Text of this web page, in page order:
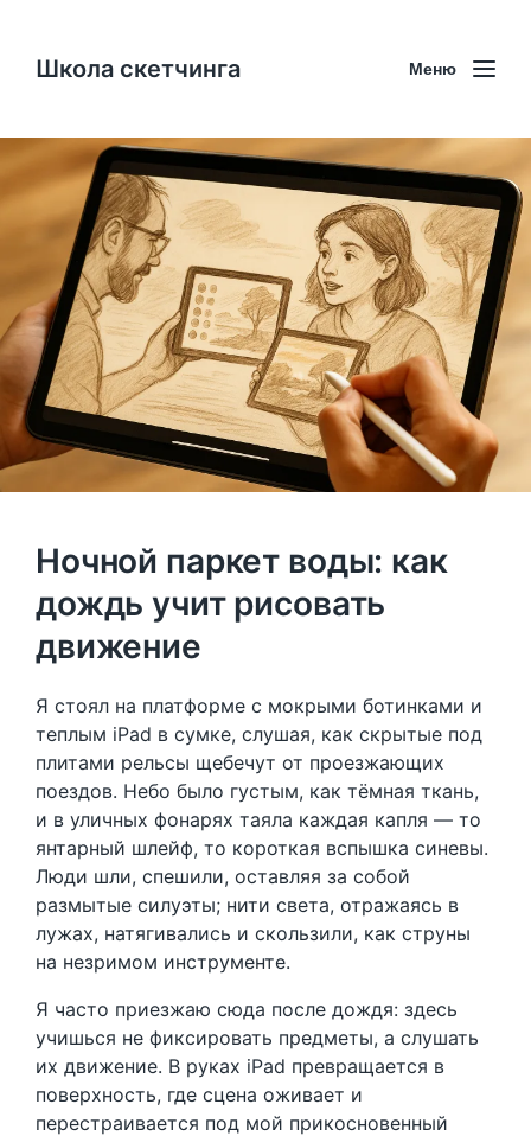
Школа скетчинга Меню
Ночной паркет воды: как
дождь учит рисовать
движение
Я стоял на платформе с мокрыми ботинками и
теплым iPad в сумке, слушая, как скрытые под
плитами рельсы щебечут от проезжающих
поездов. Небо было густым, как тёмная ткань,
и в уличных фонарях таяла каждая капля — то
янтарный шлейф, то короткая вспышка синевы.
Люди шли, спешили, оставляя за собой
размытые силуэты; нити света, отражаясь в
лужах, натягивались и скользили, как струны
на незримом инструменте.
Я часто приезжаю сюда после дождя: здесь
учишься не фиксировать предметы, а слушать
их движение. В руках iPad превращается в
поверхность, где сцена оживает и
перестраивается под мой прикосновенный